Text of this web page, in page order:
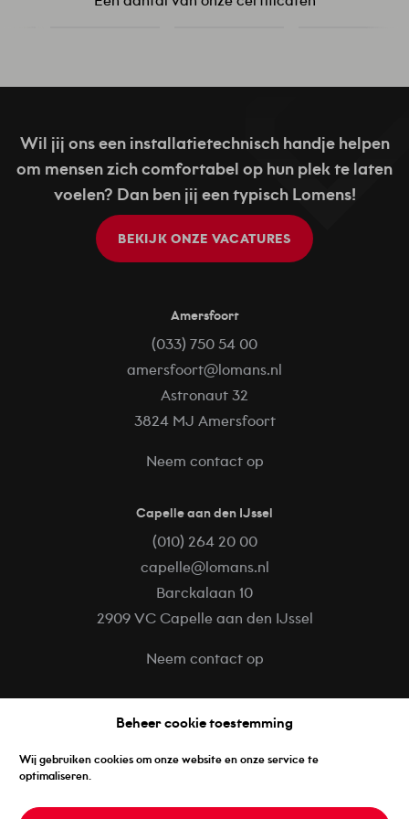
Beheer cookie toestemming
Wij gebruiken cookies om onze website en onze service te
optimaliseren.
Wil jij ons een installatietechnisch handje helpen
om mensen zich comfortabel op hun plek te laten
voelen? Dan ben jij een typisch Lomens!
BEKIJK ONZE VACATURES
Amersfoort
(033) 750 54 00
amersfoort@lomans.nl
Astronaut 32
3824 MJ Amersfoort
Neem contact op
Capelle aan den IJssel
(010) 264 20 00
capelle@lomans.nl
Barckalaan 10
2909 VC Capelle aan den IJssel
Neem contact op
LinkedIn